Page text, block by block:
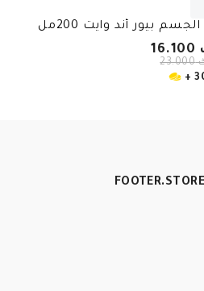
بيور أند وايت 200مل
30